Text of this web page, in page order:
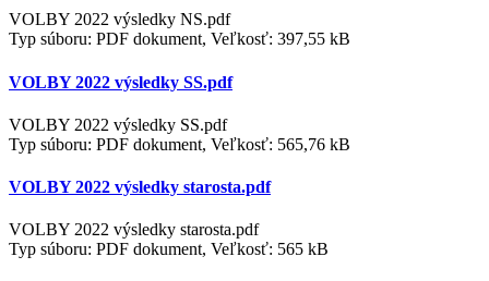
VOLBY 2022 výsledky NS.pdf
Typ súboru: PDF dokument, Veľkosť: 397,55 kB
VOLBY 2022 výsledky SS.pdf
VOLBY 2022 výsledky SS.pdf
Typ súboru: PDF dokument, Veľkosť: 565,76 kB
VOLBY 2022 výsledky starosta.pdf
VOLBY 2022 výsledky starosta.pdf
Typ súboru: PDF dokument, Veľkosť: 565 kB